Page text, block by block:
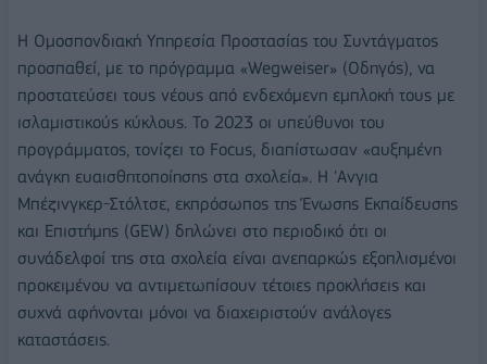
Η Ομοσπονδιακή Υπηρεσία Προστασίας του Συντάγματος
προσπαθεί, με το πρόγραμμα «Wegweiser» (Οδηγός), να
προστατεύσει τους νέους από ενδεχόμενη εμπλοκή τους με
ισλαμιστικούς κύκλους. Το 2023 οι υπεύθυνοι του
προγράμματος, τονίζει το Focus, διαπίστωσαν «αυξημένη
ανάγκη ευαισθητοποίησης στα σχολεία». Η 'Ανγια
Μπέζινγκερ-Στόλτσε, εκπρόσωπος της Ένωσης Εκπαίδευσης
και Επιστήμης (GEW) δηλώνει στο περιοδικό ότι οι
συνάδελφοί της στα σχολεία είναι ανεπαρκώς εξοπλισμένοι
προκειμένoυ να αντιμετωπίσουν τέτοιες προκλήσεις και
συχνά αφήνονται μόνοι να διαχειριστούν ανάλογες
καταστάσεις.